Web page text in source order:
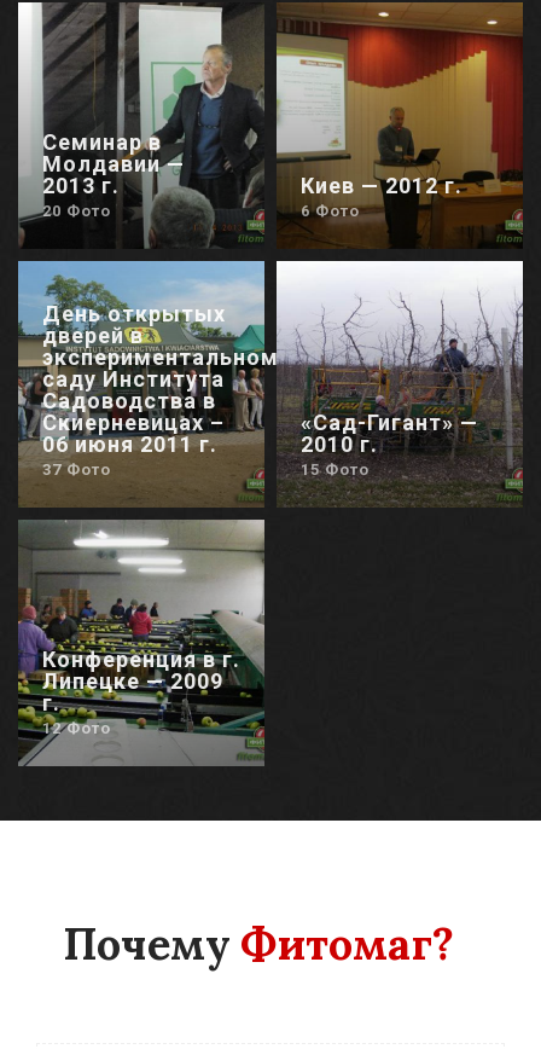
Семинар в
Молдавии —
2013 г.
20 Фото
Киев — 2012 г.
6 Фото
День открытых
дверей в
экспериментальном
саду Института
Садоводства в
Скиерневицах –
06 июня 2011 г.
37 Фото
«Сад-Гигант» —
2010 г.
15 Фото
Конференция в г.
Липецке — 2009
г.
12 Фото
Почему Фитомаг?